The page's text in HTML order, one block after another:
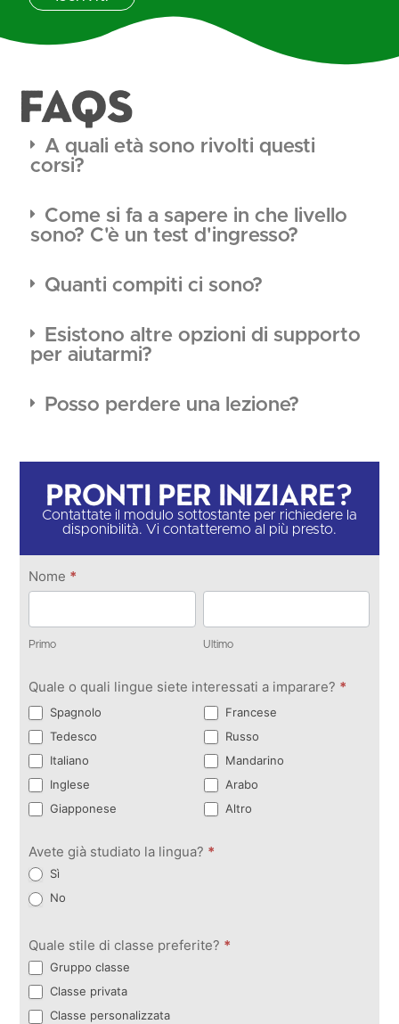
FAQS
A quali età sono rivolti questi
corsi?
Come si fa a sapere in che livello
sono? C'è un test d'ingresso?
Quanti compiti ci sono?
Esistono altre opzioni di supporto
per aiutarmi?
Posso perdere una lezione?
Pronti per iniziare?
Contattate il modulo sottostante per richiedere la
disponibilità. Vi contatteremo al più presto.
Contattateci
Nome *
Primo Ultimo
Quale o quali lingue siete interessati a imparare? *
Spagnolo
Francese
Tedesco
Russo
Italiano
Mandarino
Inglese
Arabo
Giapponese
Altro
Avete già studiato la lingua? *
Sì
No
Quale stile di classe preferite? *
Gruppo classe
Classe privata
Classe personalizzata